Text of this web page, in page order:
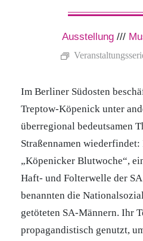
Ausstellung ///
Im Berliner Südosten
Treptow-Köpenick unter
überregional bedeutsamen
Straßennamen wiederfindet:
„Köpenicker Blutwoche“,
Haft- und Folterwelle der
benannten die
getöteten SA-Männern. Ihr
propagandistisch genutzt,